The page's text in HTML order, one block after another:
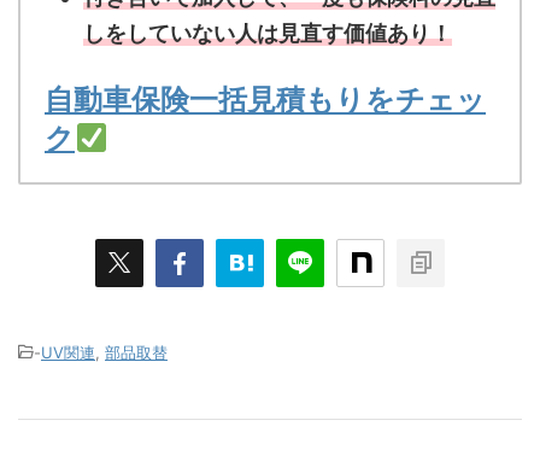
しをしていない人は見直す価値あり！
自動車保険一括見積もりをチェッ
ク
-UV関連, 部品取替